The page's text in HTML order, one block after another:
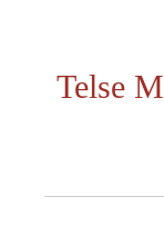
springenTelse